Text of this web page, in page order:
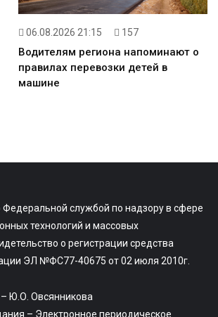
06.08.2026 21:15 157
Водителям региона напоминают о
правилах перевозки детей в
машине
Федеральной службой по надзору в сфере
технологий и массовых
о регистрации средства
ЭЛ №ФС77-40675 от 02 июля 2010г.
– Ю.О. Овсянникова
– Электронное периодическое